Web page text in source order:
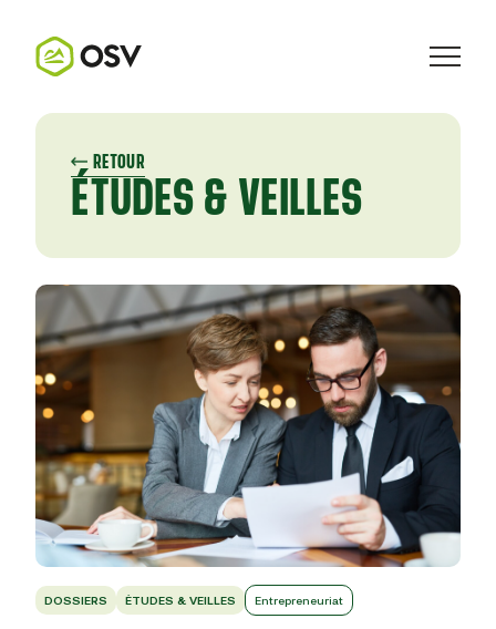
RETOUR
ÉTUDES & VEILLES
DOSSIERS ÉTUDES & VEILLES Entrepreneuriat